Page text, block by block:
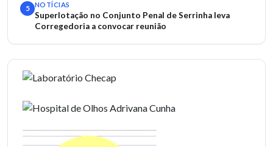
5 NOTÍCIAS
Superlotação no Conjunto Penal de Serrinha leva
Corregedoria a convocar reunião